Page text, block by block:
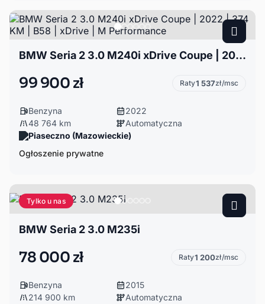
BMW Seria 2 3.0 M240i xDrive Coupe | 2022 | 374 KM | B58 | xDrive | M Performance
99 900 zł Raty1 537zł/msc
Benzyna
2022
48 764 km
Automatyczna
Piaseczno (Mazowieckie)
Ogłoszenie prywatne
Tylko u nas
BMW Seria 2 3.0 M235i
78 000 zł Raty1 200zł/msc
Benzyna
2015
214 900 km
Automatyczna